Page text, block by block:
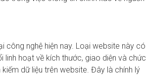
công nghệ hiện nay. Loại website này có
linh hoạt về kích thước, giao diện và chức
dữ liệu trên website. Đây là chính lý